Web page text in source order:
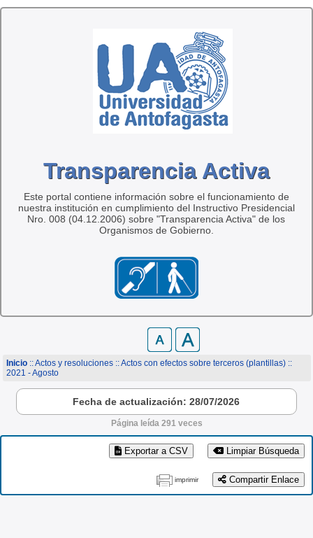
Transparencia Activa
Este portal contiene información sobre el funcionamiento de
nuestra institución en cumplimiento del Instructivo Presidencial
Nro. 008 (04.12.2006) sobre "Transparencia Activa" de los
Organismos de Gobierno.
Inicio :: Actos y resoluciones ::Actos con efectos sobre terceros (plantillas) ::
2021 - Agosto
Fecha de actualización: 28/07/2026
Página leída 291 veces
Limpiar Búsqueda
Exportar a CSV
Compartir Enlace
imprimir